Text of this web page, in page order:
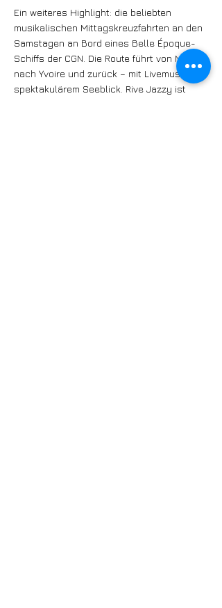
Ein weiteres Highlight: die beliebten
musikalischen Mittagskreuzfahrten an den
Samstagen an Bord eines Belle Époque-
Schiffs der CGN. Die Route führt von Nyon
nach Yvoire und zurück – mit Livemusik und
spektakulärem Seeblick. Rive Jazzy ist